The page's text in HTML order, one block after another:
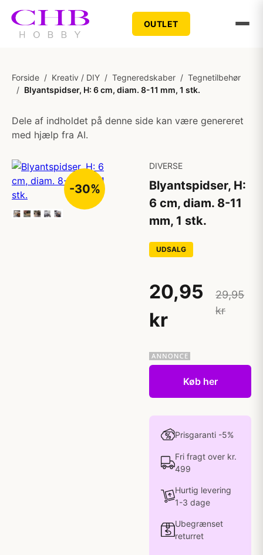
OUTLET
Forside / Kreativ / DIY / Tegneredskaber / Tegnetilbehør
/ Blyantspidser, H: 6 cm, diam. 8-11 mm, 1 stk.
Dele af indholdet på denne side kan være genereret
med hjælp fra AI.
-30%
DIVERSE
Blyantspidser, H:
6 cm, diam. 8-11
mm, 1 stk.
UDSALG
20,95
kr
29,95
kr
Køb her
Prisgaranti -5%
Fri fragt over kr.
499
Hurtig levering
1-3 dage
Ubegrænset
returret